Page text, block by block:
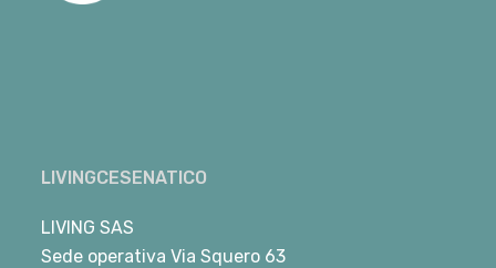
LIVINGCESENATICO
LIVING SAS
Sede operativa Via Squero 63